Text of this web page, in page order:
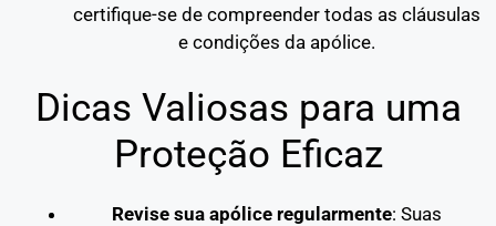
certifique-se de compreender todas as cláusulas
e condições da apólice.
Dicas Valiosas para uma
Proteção Eficaz
Revise sua apólice regularmente: Suas